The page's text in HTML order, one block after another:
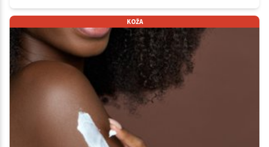
KOŽA